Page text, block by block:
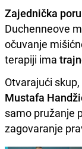
Zajednička
Duchenneove
očuvanje
terapiji ima
Otvarajući
Mustafa
samo pružanje
zagovaranje